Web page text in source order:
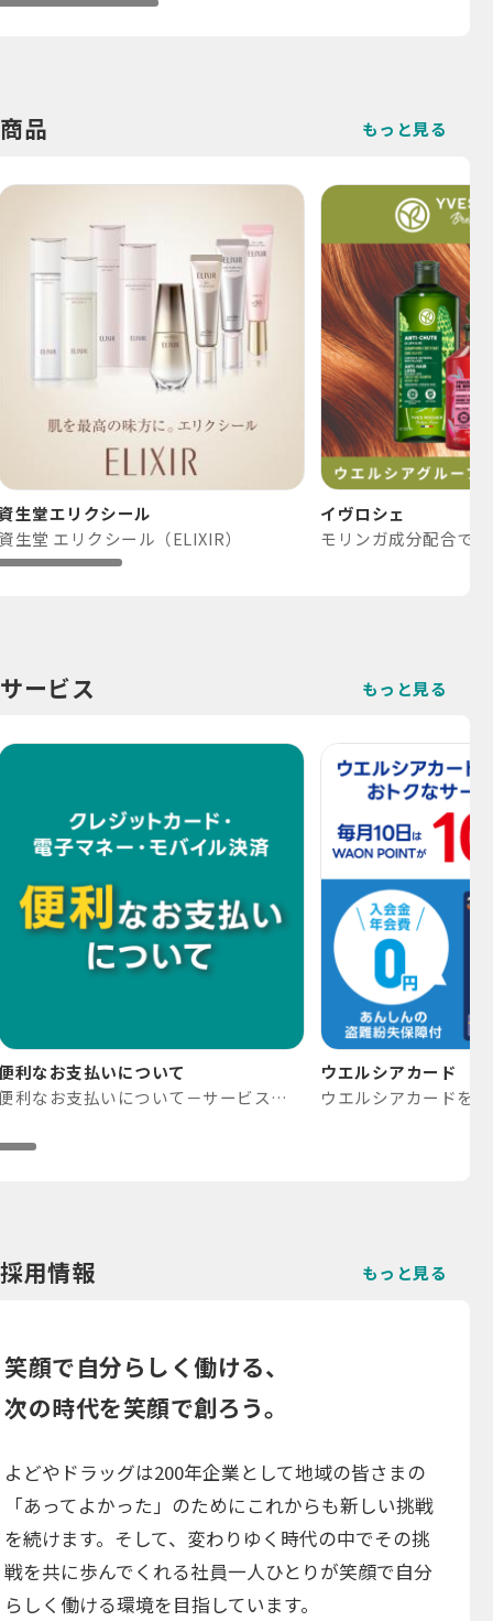
商品 もっと見る
生堂エリクシール
生堂 エリクシール（ELIXIR）
イヴロシェ
サービス もっと見る
利なお支払いについて
便利なお支払いについて－サービス｜高知のドラッグストア-よどやドラッグ
ウエルシアカード
採用情報 もっと見る
笑顔で自分らしく働ける、
次の時代を笑顔で創ろう。
よどやドラッグは200年企業として地域の皆さまの
「あってよかった」のためにこれからも新しい挑戦
を続けます。そして、変わりゆく時代の中でその挑
戦を共に歩んでくれる社員一人ひとりが笑顔で自分
らしく働ける環境を目指しています。